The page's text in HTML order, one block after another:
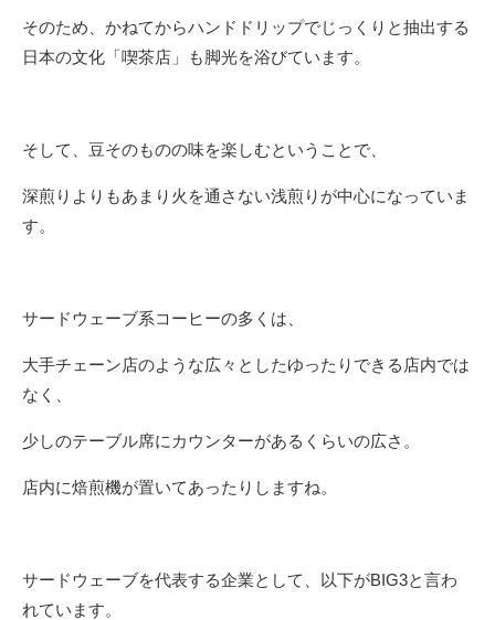
そのため、かねてからハンドドリップでじっくりと抽出する
日本の文化「喫茶店」も脚光を浴びています。
そして、豆そのものの味を楽しむということで、
深煎りよりもあまり火を通さない浅煎りが中心になっていま
す。
サードウェーブ系コーヒーの多くは、
大手チェーン店のような広々としたゆったりできる店内では
なく、
少しのテーブル席にカウンターがあるくらいの広さ。
店内に焙煎機が置いてあったりしますね。
サードウェーブを代表する企業として、以下がBIG3と言わ
れています。